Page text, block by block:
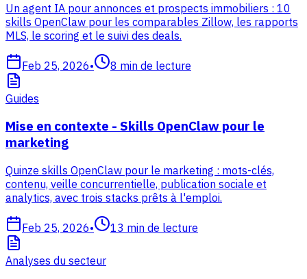
Un agent IA pour annonces et prospects immobiliers : 10
skills OpenClaw pour les comparables Zillow, les rapports
MLS, le scoring et le suivi des deals.
Feb 25, 2026• 8 min de lecture
Guides
Mise en contexte - Skills OpenClaw pour le
marketing
Quinze skills OpenClaw pour le marketing : mots-clés,
contenu, veille concurrentielle, publication sociale et
analytics, avec trois stacks prêts à l'emploi.
Feb 25, 2026• 13 min de lecture
Analyses du secteur